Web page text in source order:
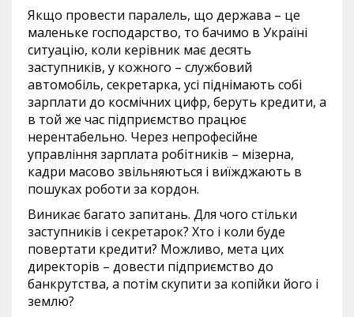
Якщо провести паралель, що держава – це
маленьке господарство, то бачимо в Україні
ситуацію, коли керівник має десять
заступників, у кожного – службовий
автомобіль, секретарка, усі піднімають собі
зарплати до космічних цифр, беруть кредити, а
в той же час підприємство працює
нерентабельно. Через непрофесійне
управління зарплата робітників – мізерна,
кадри масово звільняються і виїжджають в
пошуках роботи за кордон.
Виникає багато запитань. Для чого стільки
заступників і секретарок? Хто і коли буде
повертати кредити? Можливо, мета цих
директорів – довести підприємство до
банкрутства, а потім скупити за копійки його і
землю?